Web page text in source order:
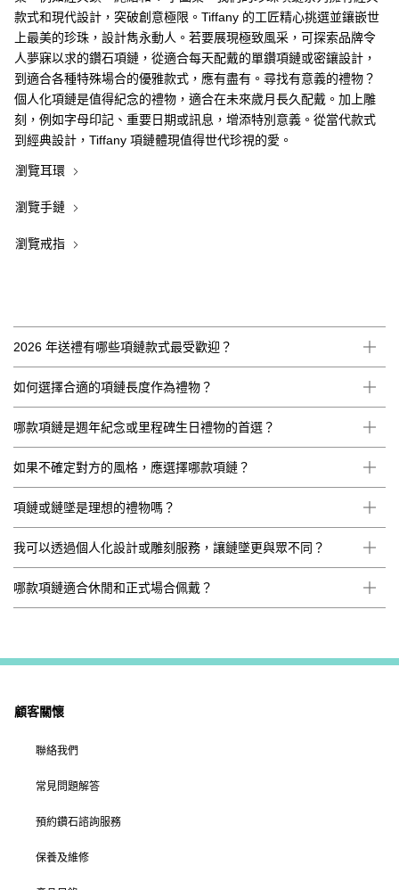
款式和現代設計，突破創意極限。Tiffany 的工匠精心挑選並鑲嵌世
上最美的珍珠，設計雋永動人。若要展現極致風采，可探索品牌令
人夢寐以求的鑽石項鏈，從適合每天配戴的單鑽項鏈或密鑲設計，
到適合各種特殊場合的優雅款式，應有盡有。尋找有意義的禮物？
個人化項鏈是值得紀念的禮物，適合在未來歲月長久配戴。加上雕
刻，例如字母印記、重要日期或訊息，增添特別意義。從當代款式
到經典設計，Tiffany 項鏈體現值得世代珍視的愛。
瀏覽耳環
瀏覽手鏈
瀏覽戒指
2026 年送禮有哪些項鏈款式最受歡迎？
如何選擇合適的項鏈長度作為禮物？
哪款項鏈是週年紀念或里程碑生日禮物的首選？
如果不確定對方的風格，應選擇哪款項鏈？
項鏈或鏈墜是理想的禮物嗎？
我可以透過個人化設計或雕刻服務，讓鏈墜更與眾不同？
哪款項鏈適合休閒和正式場合佩戴？
顧客關懷
聯絡我們
常見問題解答
預約鑽石諮詢服務
保養及維修